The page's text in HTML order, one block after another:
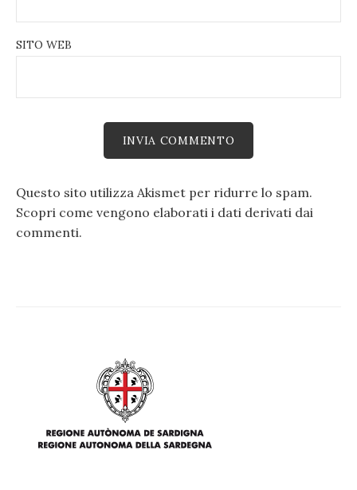
SITO WEB
Questo sito utilizza Akismet per ridurre lo spam.
Scopri come vengono elaborati i dati derivati dai
commenti.